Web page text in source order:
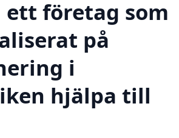
ett företag som
på
i
hjälpa till